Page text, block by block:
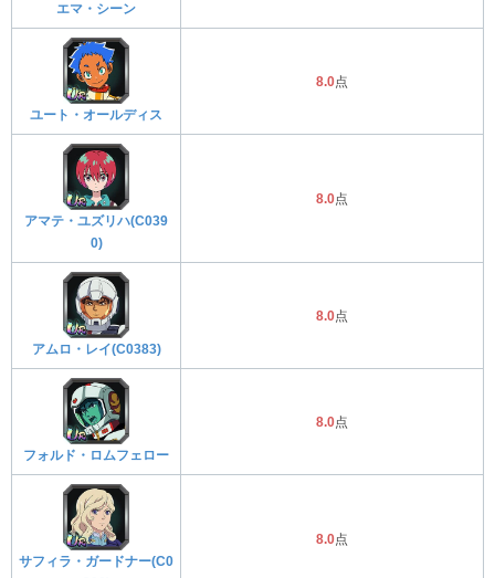
エマ・シーン
ユート・オールディス
8.0点
アマテ・ユズリハ(C039
0)
8.0点
アムロ・レイ(C0383)
8.0点
フォルド・ロムフェロー
8.0点
サフィラ・ガードナー(C0
8.0点